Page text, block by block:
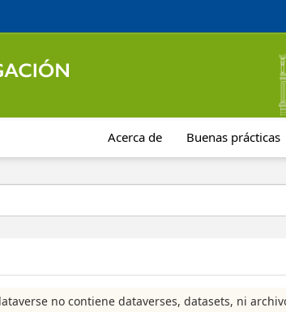
Acerca de Buenas prácticas
no contiene dataverses, datasets, ni